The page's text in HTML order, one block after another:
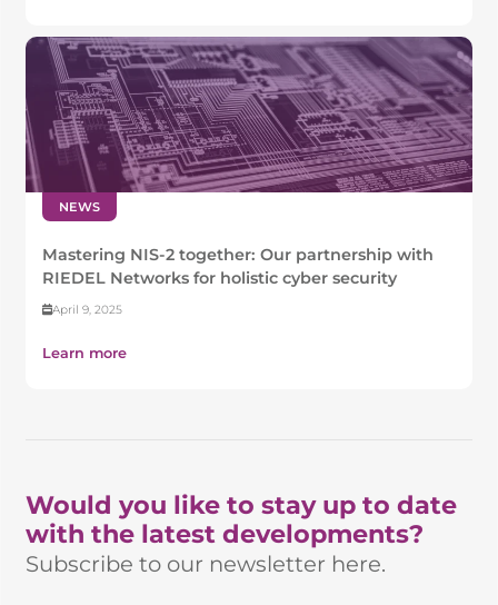
NEWS
Mastering NIS-2 together: Our partnership with
RIEDEL Networks for holistic cyber security
April 9, 2025
Learn more
Would you like to stay up to date
with the latest developments?
Subscribe to our newsletter here.